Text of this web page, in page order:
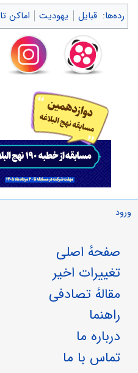
رده‌ها: قبایل یهودیت اماکن
ورود
صفحهٔ اصلی
تغییرات اخیر
مقالهٔ تصادفی
راهنما
درباره ما
تماس با ما